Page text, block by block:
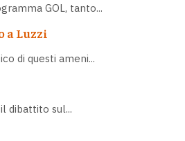
GOL, tanto...
a Luzzi
di questi ameni...
dibattito sul...